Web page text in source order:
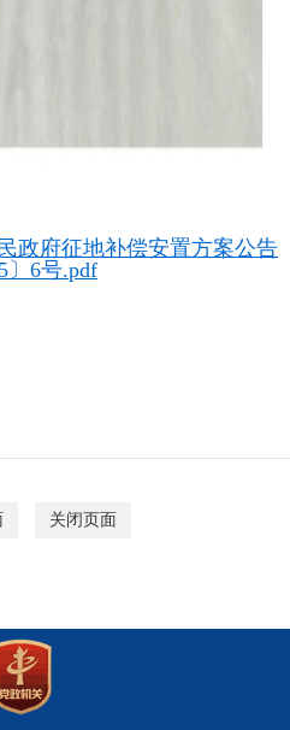
政府征地补偿安置方案公告
〕6号.pdf
关闭页面